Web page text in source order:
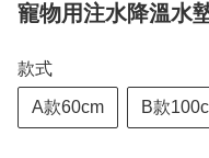
寵物用注水降溫水
款式
A款60cm B款